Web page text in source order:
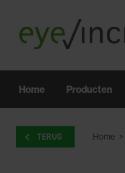
Home Producten
TERUG Home >